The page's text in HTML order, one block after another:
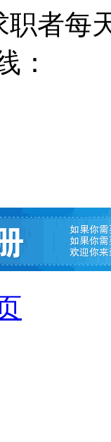
职者每
：